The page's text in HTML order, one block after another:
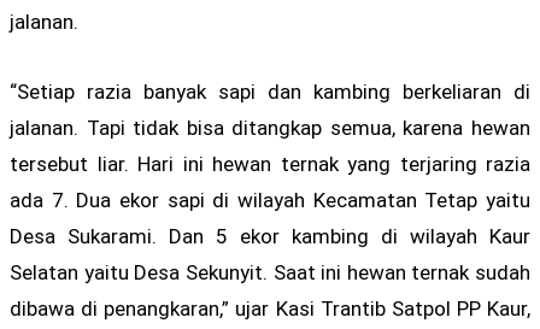
jalanan.
“Setiap razia banyak sapi dan kambing berkeliaran di
jalanan. Tapi tidak bisa ditangkap semua, karena hewan
tersebut liar. Hari ini hewan ternak yang terjaring razia
ada 7. Dua ekor sapi di wilayah Kecamatan Tetap yaitu
Desa Sukarami. Dan 5 ekor kambing di wilayah Kaur
Selatan yaitu Desa Sekunyit. Saat ini hewan ternak sudah
dibawa di penangkaran,” ujar Kasi Trantib Satpol PP Kaur,